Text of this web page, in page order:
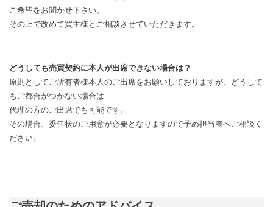
ご希望をお聞かせ下さい。
その上で改めて買主様とご相談させていただきます。
どうしても売買契約に本人が出席できない場合は？
原則としてご所有者様本人のご出席をお願いしておりますが、どうして
もご都合がつかない場合は
代理の方のご出席でも可能です。
その場合、委任状のご用意が必要となりますので予め担当者へご相談く
ださい。